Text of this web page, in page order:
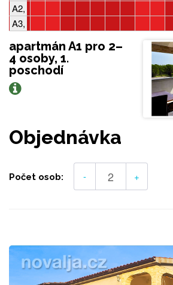
A2, 2-4 osoby, 1 ložnice
A3, 4-5 osob, 2 ložnice
apartmán A1 pro 2–
4 osoby, 1.
poschodí
Objednávka
Počet osob: - +